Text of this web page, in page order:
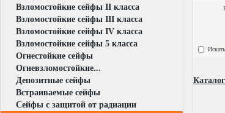
Взломостойкие сейфы II класса
Взломостойкие сейфы III класса
Взломостойкие сейфы IV класса
Взломостойкие сейфы 5 класса
Огнестойкие сейфы
Огневзломостойкие...
Депозитные сейфы
Встраиваемые сейфы
Сейфы с защитой от радиации